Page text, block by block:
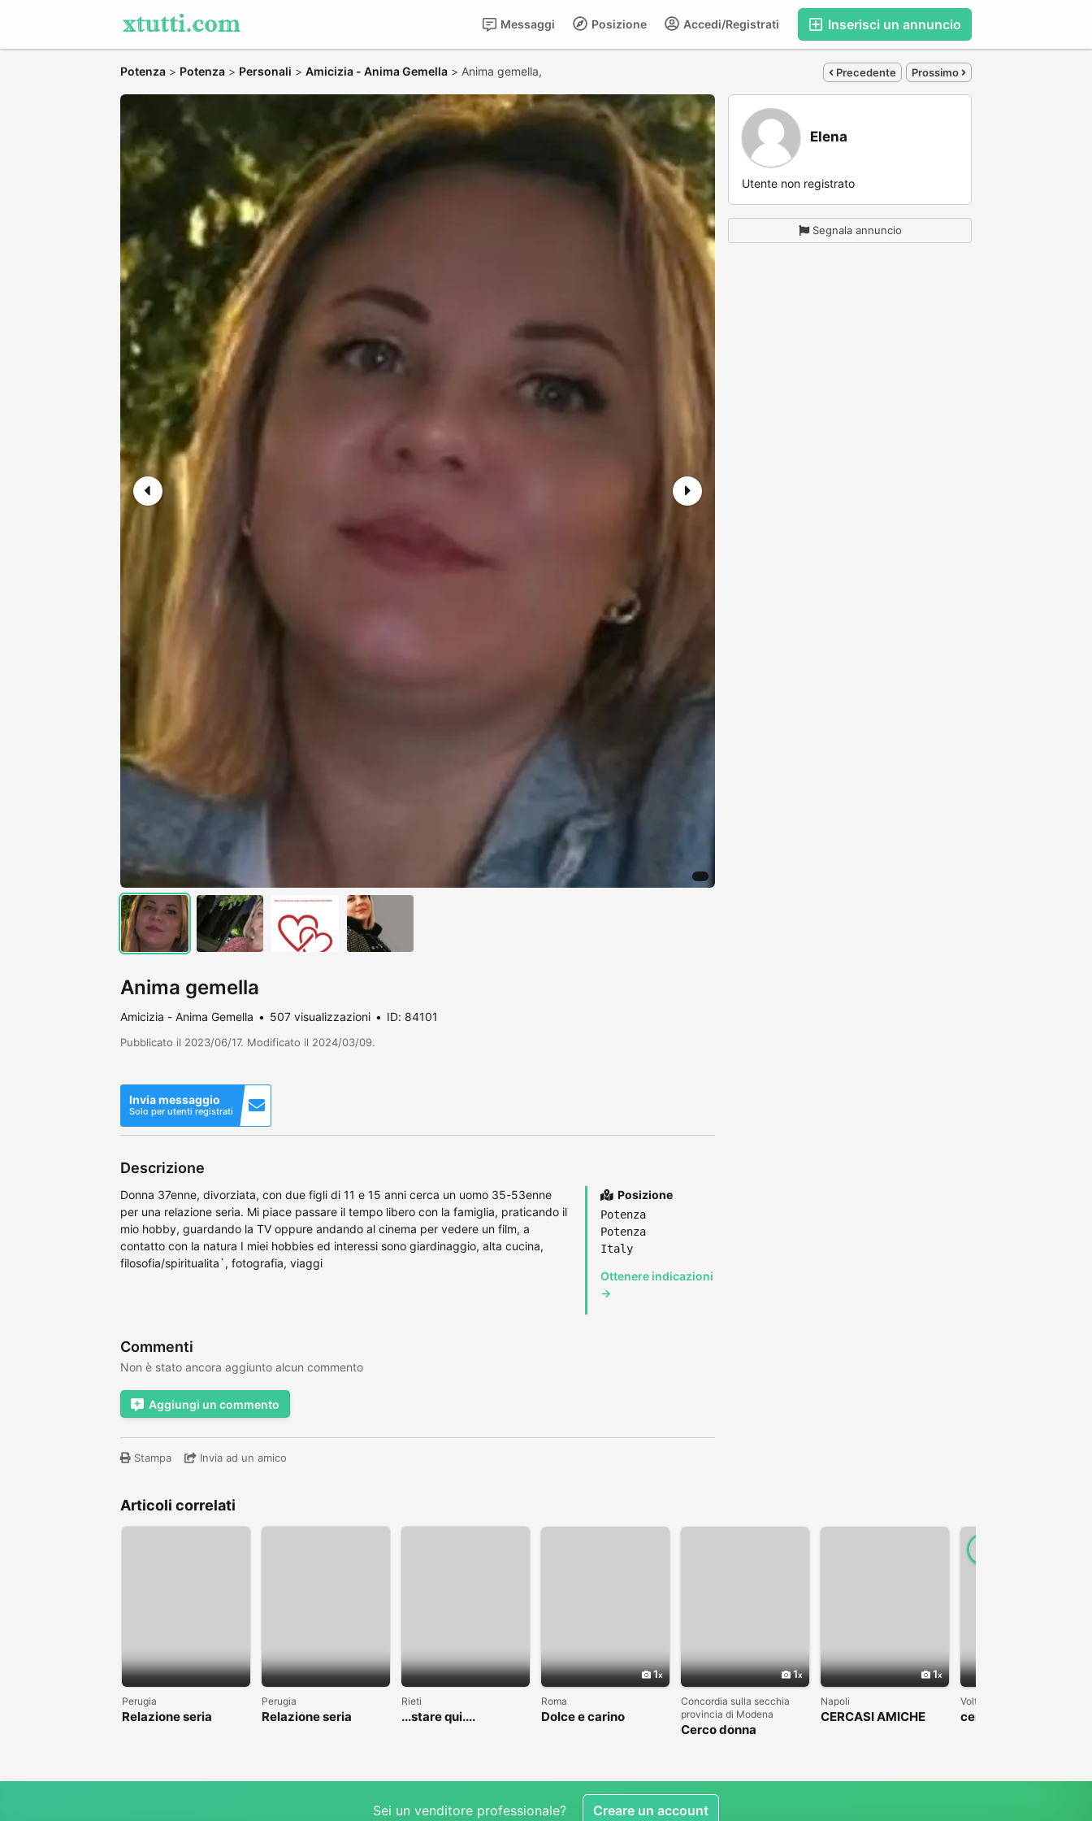
Inserisci un annuncio
Accedi/Registrati
Posizione
Messaggi
Potenza > Potenza > Personali > Amicizia - Anima Gemella > Anima gemella, Precedente Prossimo
Anima gemella
Amicizia - Anima Gemella 507 visualizzazioni ID: 84101
Pubblicato il 2023/06/17. Modificato il 2024/03/09.
Invia messaggio
Solo per utenti registrati
Descrizione
Donna 37enne, divorziata, con due figli di 11 e 15 anni cerca un uomo 35-53enne
per una relazione seria. Mi piace passare il tempo libero con la famiglia, praticando il
mio hobby, guardando la TV oppure andando al cinema per vedere un film, a
contatto con la natura I miei hobbies ed interessi sono giardinaggio, alta cucina,
filosofia/spiritualita`, fotografia, viaggi
Posizione
Potenza
Potenza
Italy
Ottenere indicazioni
→
Commenti
Non è stato ancora aggiunto alcun commento
Aggiungi un commento
Stampa Invia ad un amico
Elena
Utente non registrato
Segnala annuncio
Articoli correlati
Perugia
Relazione seria
Perugia
Relazione seria
Rieti
...stare qui....
1
Roma
Dolce e carino
1
Concordia sulla secchia
provincia di Modena
Cerco donna
1
Napoli
CERCASI AMICHE
Volterra
cerco donna per
mia
Sei un venditore professionale? Creare un account